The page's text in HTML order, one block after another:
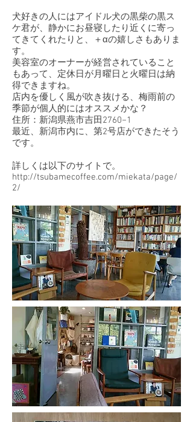
犬好きの人にはアイドル犬の黒柴の黒ス
ケ君が、静かにお昼寝したり近くに寄っ
てきてくれたりと、＋αの嬉しさもありま
す。
美容室のオーナーが経営されていること
もあって、定休日が月曜日と火曜日は納
得できますね。
​店内を優しく風が吹き抜ける、梅雨前の
季節が個人的にはオススメかな？
住所：新潟県燕市吉田2760−1
最近、新潟市内に、第2号店ができたそう
です。
詳しくは以下のサイトで。
http://tsubamecoffee.com/miekata/page/
2/